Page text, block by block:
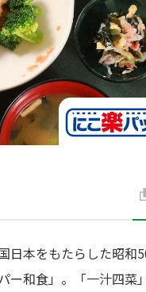
日本をもたらした昭和
和食」。「一汁四菜」